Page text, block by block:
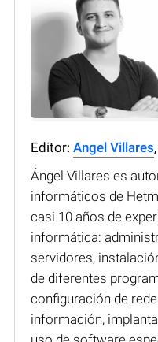
Editor: Angel Villares
Ángel Villares es
informáticos de
casi 10 años de
informática:
servidores,
de diferentes
configuración de
información,